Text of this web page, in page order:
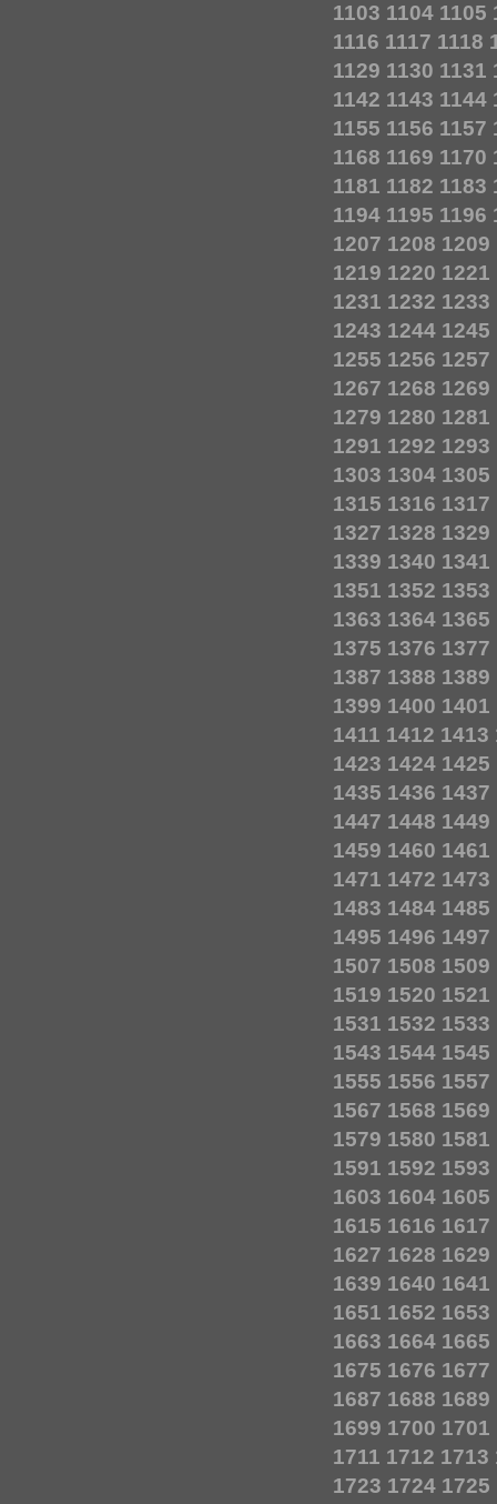
1103 1104 1105
1116 1117 1118
1129 1130 1131
1142 1143 1144
1155 1156 1157
1168 1169 1170
1181 1182 1183
1194 1195 1196
1207 1208 1209
1219 1220 1221
1231 1232 1233
1243 1244 1245
1255 1256 1257
1267 1268 1269
1279 1280 1281
1291 1292 1293
1303 1304 1305
1315 1316 1317
1327 1328 1329
1339 1340 1341
1351 1352 1353
1363 1364 1365
1375 1376 1377
1387 1388 1389
1399 1400 1401
1411 1412 1413
1423 1424 1425
1435 1436 1437
1447 1448 1449
1459 1460 1461
1471 1472 1473
1483 1484 1485
1495 1496 1497
1507 1508 1509
1519 1520 1521
1531 1532 1533
1543 1544 1545
1555 1556 1557
1567 1568 1569
1579 1580 1581
1591 1592 1593
1603 1604 1605
1615 1616 1617
1627 1628 1629
1639 1640 1641
1651 1652 1653
1663 1664 1665
1675 1676 1677
1687 1688 1689
1699 1700 1701
1711 1712 1713
1723 1724 1725